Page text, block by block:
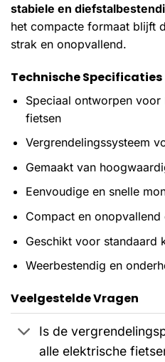
stabiele en
het compacte formaat blijft
strak en onopvallend.
Technische Specificaties
Speciaal ontworpen
fietsen
Vergrendelingssysteem
Gemaakt van
Eenvoudige en snelle
Compact en onopvallend
Geschikt voor standaard
Weerbestendig en
Veelgestelde Vragen
Is de
alle elektrische